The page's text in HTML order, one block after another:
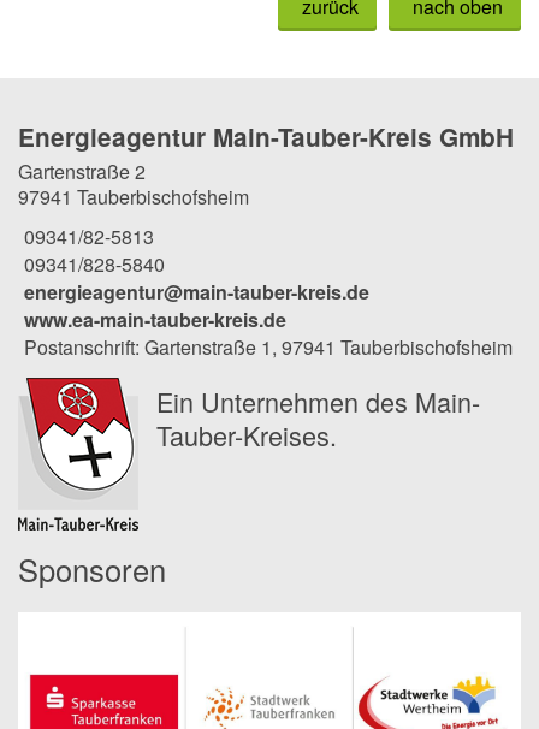
nach oben
zurück
Energieagentur Main-Tauber-Kreis GmbH
Gartenstraße 2
97941 Tauberbischofsheim
09341/82-5813
09341/828-5840
energieagentur@main-tauber-kreis.de
www.ea-main-tauber-kreis.de
Postanschrift: Gartenstraße 1, 97941 Tauberbischofsheim
Ein Unternehmen des Main-
Tauber-Kreises.
Sponsoren